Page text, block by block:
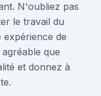
N'oubliez pas
le travail du
de
que
et donnez à